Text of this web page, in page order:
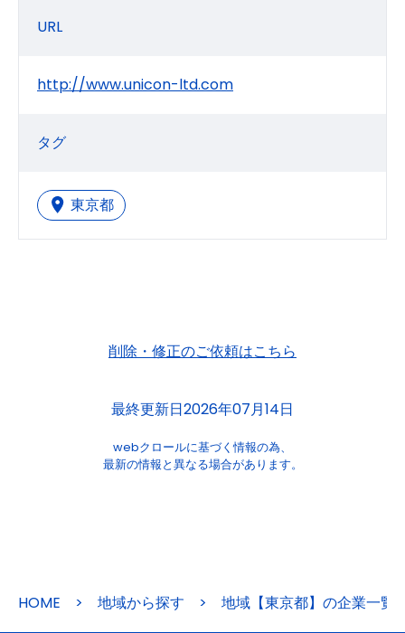
URL
http://www.unicon-ltd.com
タグ
東京都
削除・修正のご依頼はこちら
最終更新日2026年07月14日
webクロールに基づく情報の為、
最新の情報と異なる場合があります。
HOME > 地域から探す > 地域【東京都】の企業一覧